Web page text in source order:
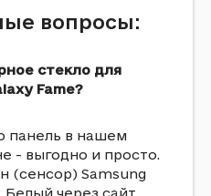
вопросы:
стекло для
Fame?
панель в нашем
- выгодно и просто.
(сенсор) Samsung
Белый через сайт